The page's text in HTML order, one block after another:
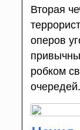
Вторая
оперов
робком